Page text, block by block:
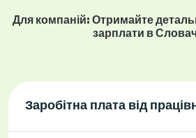
Для компаній: Отримайте
зарплати в
Заробітна плата від